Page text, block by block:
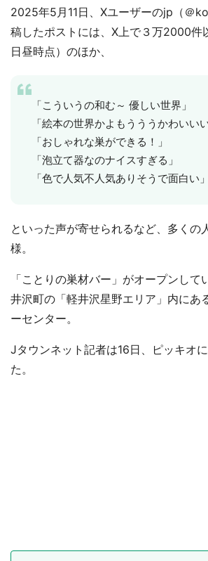
2025年5月11日、Xユーザーのjp（＠
稿したポストには、X上で３万2000件
日昼時点）のほか、
「こういうの和む～ 優しい世界」
「絵本の世界かよもうううかわいいい
「おしゃれな巣ができる！」
「泡立て器なのナイスすぎる」
「色で人気不人気ありそうで面白い」
といった声が寄せられるなど、多くの
様。
「ことりの巣材バー」がオープンして
井沢町の「軽井沢星野エリア」内にあ
ーセンター。
Jタウンネット記者は16日、ピッキオ
た。